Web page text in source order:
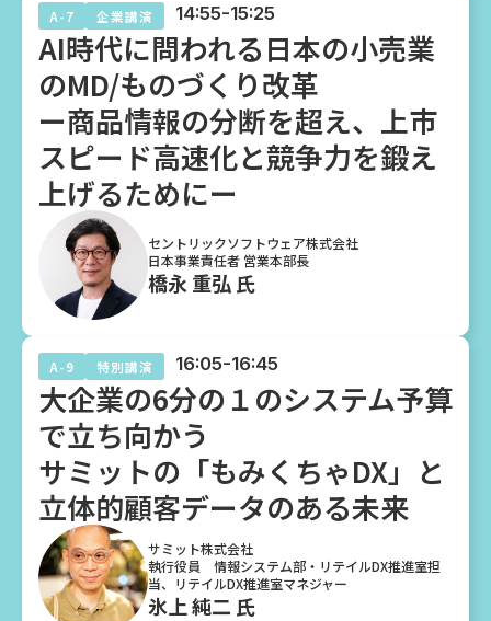
A-7 企業講演 14:55-15:25
AI時代に問われる日本の小売業
のMD/ものづくり改革
ー商品情報の分断を超え、上市
スピード高速化と競争力を鍛え
上げるためにー
セントリックソフトウェア株式会社
日本事業責任者 営業本部長
橋永 重弘 氏
A-9 特別講演 16:05-16:45
大企業の6分の１のシステム予算
で立ち向かう
サミットの「もみくちゃDX」と
立体的顧客データのある未来
サミット株式会社
執行役員 情報システム部・リテイルDX推進室担
当、リテイルDX推進室マネジャー
氷上 純二 氏